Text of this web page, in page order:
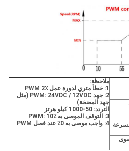
ملاحظة:
1: خطأ متري لدورة عمل PWM 2٪
2: جهد PWM: 24VDC / 12VDC (مثل
جهد المضخة)
التردد: 50-1000 كيلو هرتز
3:
التوقف الموصى به PWM: 10٪
4: واجب موصى به 0٪ عند فصل PWM